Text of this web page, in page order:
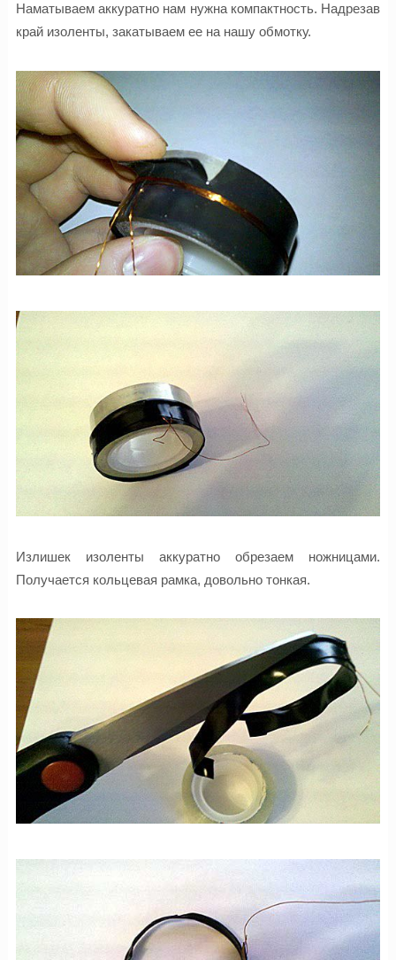
Наматываем аккуратно нам нужна компактность. Надрезав
край изоленты, закатываем ее на нашу обмотку.
Излишек изоленты аккуратно обрезаем ножницами.
Получается кольцевая рамка, довольно тонкая.